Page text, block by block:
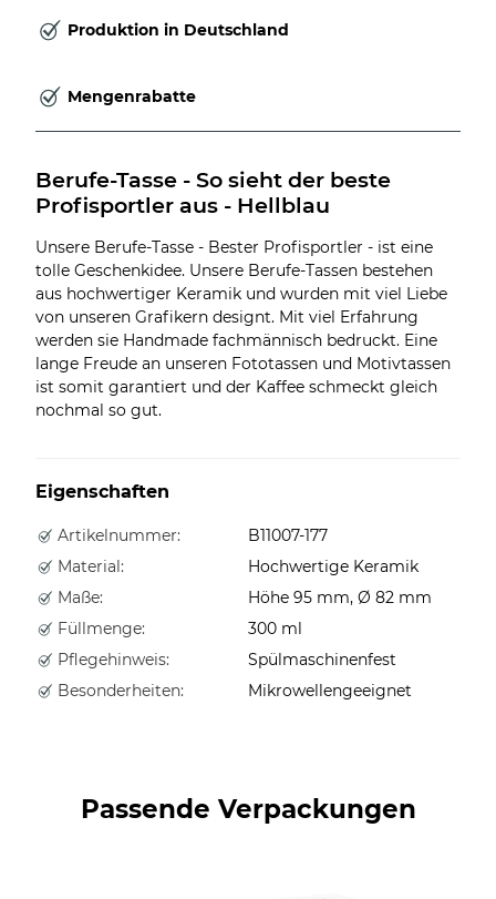
Produktion in Deutschland
Mengenrabatte
Berufe-Tasse - So sieht der beste
Profisportler aus - Hellblau
Unsere Berufe-Tasse - Bester Profisportler - ist eine
tolle Geschenkidee. Unsere Berufe-Tassen bestehen
aus hochwertiger Keramik und wurden mit viel Liebe
von unseren Grafikern designt. Mit viel Erfahrung
werden sie Handmade fachmännisch bedruckt. Eine
lange Freude an unseren Fototassen und Motivtassen
ist somit garantiert und der Kaffee schmeckt gleich
nochmal so gut.
Eigenschaften
Artikelnummer:
B11007-177
Material:
Hochwertige Keramik
Maße:
Höhe 95 mm, Ø 82 mm
Füllmenge:
300 ml
Pflegehinweis:
Spülmaschinenfest
Besonderheiten:
Mikrowellengeeignet
Passende Verpackungen